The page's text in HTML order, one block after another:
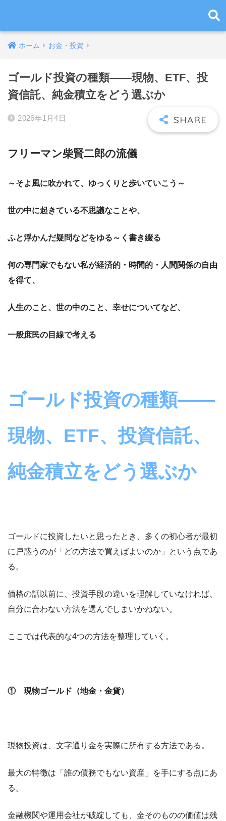
ホーム お金・投資
ゴールド投資の種類――現物、ETF、投
資信託、純金積立をどう選ぶか
2026年1月4日
フリーマン柴賢二郎の流儀
～そよ風に吹かれて、ゆっくりと歩いていこう～
世の中に起きている不思議なことや、
ふと浮かんだ疑問などをゆる～く書き綴る
何の専門家でもない私が経済的・時間的・人間関係の自由
を得て、
人生のこと、世の中のこと、幸せについてなど、
一般庶民の目線で考える
ゴールド投資の種類――
現物、ETF、投資信託、
純金積立をどう選ぶか
ゴールドに投資したいと思ったとき、多くの初心者が最初
に戸惑うのが「どの方法で買えばよいのか」という点であ
る。
価格の話以前に、投資手段の違いを理解していなければ、
自分に合わない方法を選んでしまいかねない。
ここでは代表的な4つの方法を整理していく。
① 現物ゴールド（地金・金貨）
現物投資は、文字通り金を実際に所有する方法である。
最大の特徴は「誰の債務でもない資産」を手にする点にあ
る。
金融機関や運用会社が破綻しても、金そのものの価値は残